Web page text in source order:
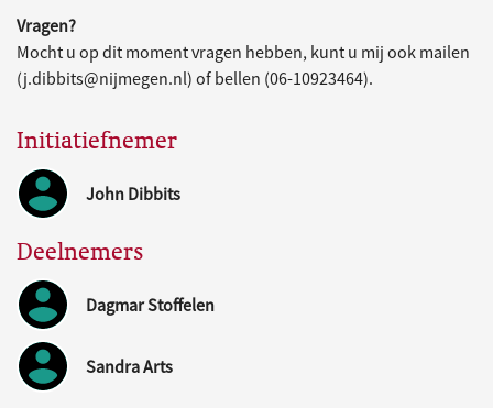
Vragen?
Mocht u op dit moment vragen hebben, kunt u mij ook mailen
(j.dibbits@nijmegen.nl) of bellen (06-10923464).
Initiatiefnemer
John Dibbits
Deelnemers
Dagmar Stoffelen
Sandra Arts